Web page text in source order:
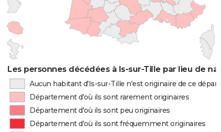
Les personnes décédées à Is-sur-Tille par lieu de
Aucun habitant d'Is-sur-Tille n'est originaire de ce
Département d'où ils sont rarement originaires
Département d'où ils sont peu originaires
Département d'où ils sont fréquemment originaires